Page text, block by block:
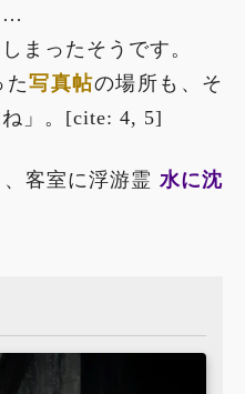
まったそうです。
た写真帖の場所も、そ
」。[cite: 4, 5]
客室に浮游霊 水に沈